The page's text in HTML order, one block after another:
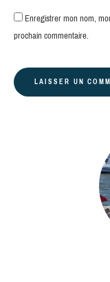
Enregistrer mon nom,
prochain commentaire.